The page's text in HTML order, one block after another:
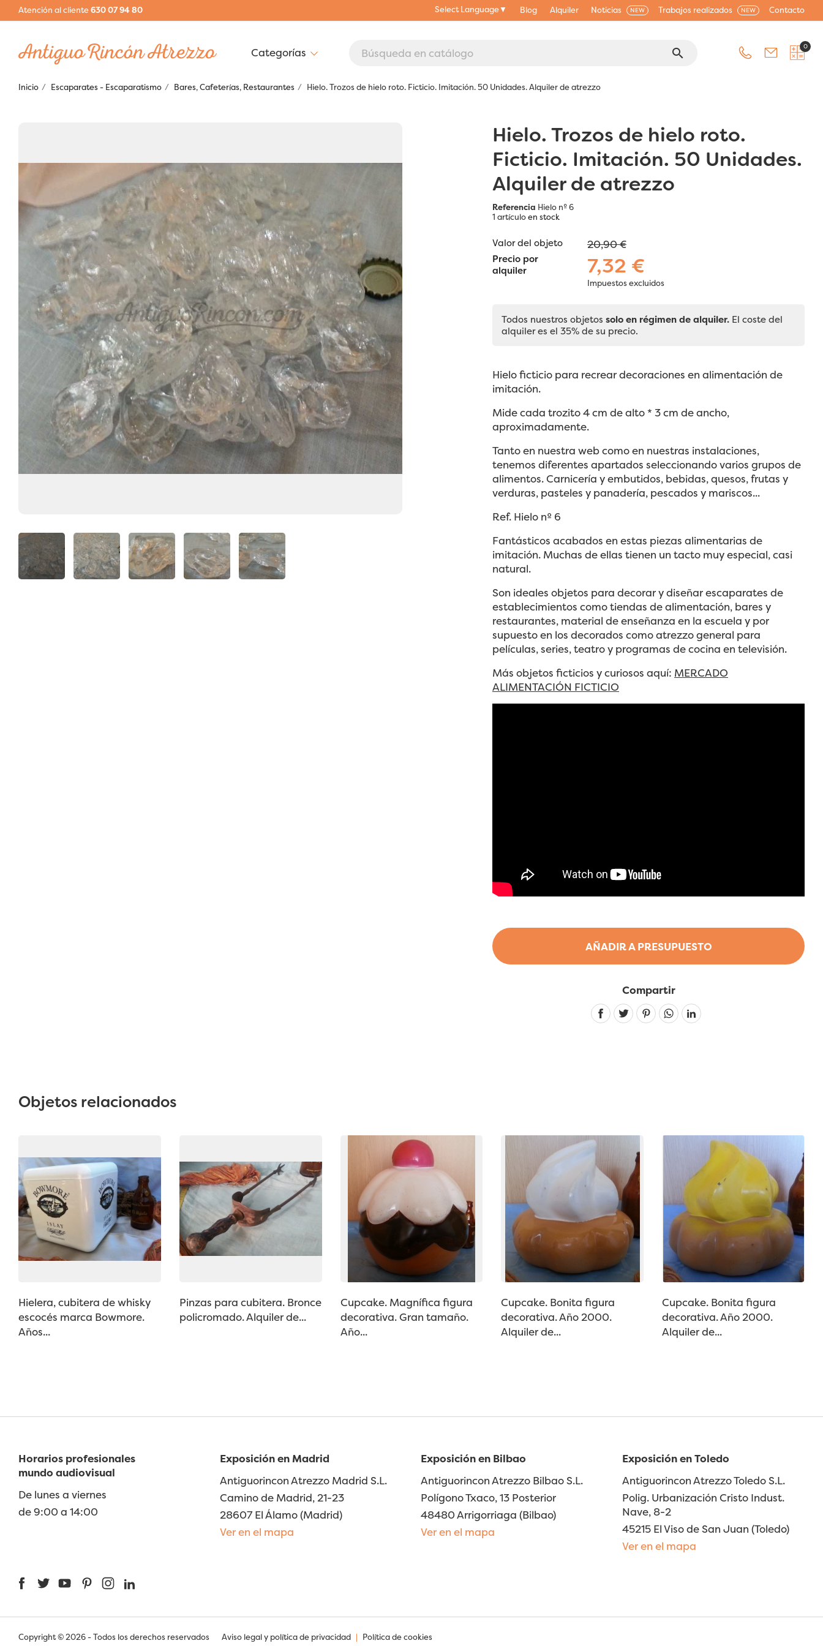
Atención al cliente630 07 94 80 Select Language▼ Blog Alquiler Noticias NEW Trabajos realizados NEW Contacto
search 0
Inicio Escaparates - Escaparatismo Bares, Cafeterías, Restaurantes Hielo. Trozos de hielo roto. Ficticio. Imitación. 50 Unidades. Alquiler de atrezzo
Hielo. Trozos de hielo roto.
Ficticio. Imitación. 50 Unidades.
Alquiler de atrezzo
Referencia Hielo nº 6
1 artículoen stock
AÑADIR A PRESUPUESTO
Valor del objeto 20,90 €
Precio por
alquiler
7,32 €
Impuestos excluidos
Todos nuestros objetos solo en régimen de alquiler. El coste del
alquiler es el 35% de su precio.
Hielo ficticio para recrear decoraciones en alimentación de
imitación.
Mide cada trozito 4 cm de alto * 3 cm de ancho,
aproximadamente.
Tanto en nuestra web como en nuestras instalaciones,
tenemos diferentes apartados seleccionando varios grupos de
alimentos. Carnicería y embutidos, bebidas, quesos, frutas y
verduras, pasteles y panadería, pescados y mariscos...
Ref. Hielo nº 6
Fantásticos acabados en estas piezas alimentarias de
imitación. Muchas de ellas tienen un tacto muy especial, casi
natural.
Son ideales objetos para decorar y diseñar escaparates de
establecimientos como tiendas de alimentación, bares y
restaurantes, material de enseñanza en la escuela y por
supuesto en los decorados como atrezzo general para
películas, series, teatro y programas de cocina en televisión.
Más objetos ficticios y curiosos aquí: MERCADO
ALIMENTACIÓN FICTICIO
Compartir
Linkedin
Objetos relacionados
Hielera, cubitera de whisky
escocés marca Bowmore.
Años...
Pinzas para cubitera. Bronce
policromado. Alquiler de...
Cupcake. Magnífica figura
decorativa. Gran tamaño.
Año...
Cupcake. Bonita figura
decorativa. Año 2000.
Alquiler de...
Cupcake. Bonita figura
decorativa. Año 2000.
Alquiler de...
Horarios profesionales
mundo audiovisual
De lunes a viernes
de 9:00 a 14:00
Exposición en Madrid
Antiguorincon Atrezzo Madrid S.L.
Camino de Madrid, 21-23
28607 El Álamo (Madrid)
Ver en el mapa
Exposición en Bilbao
Antiguorincon Atrezzo Bilbao S.L.
Polígono Txaco, 13 Posterior
48480 Arrigorriaga (Bilbao)
Ver en el mapa
Exposición en Toledo
Antiguorincon Atrezzo Toledo S.L.
Polig. Urbanización Cristo Indust.
Nave, 8-2
45215 El Viso de San Juan (Toledo)
Ver en el mapa
FacebookTwitterYouTubePinterestInstagram
Copyright © 2026 - Todos los derechos reservados Aviso legal y política de privacidad | Política de cookies